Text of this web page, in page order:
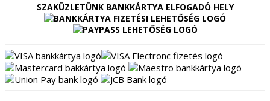
SZAKÜZLETÜNK BANKKÁRTYA ELFOGADÓ HELY